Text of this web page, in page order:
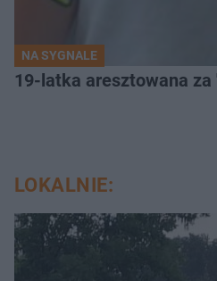
NA SYGNALE
19-latka aresztowana za
LOKALNIE: